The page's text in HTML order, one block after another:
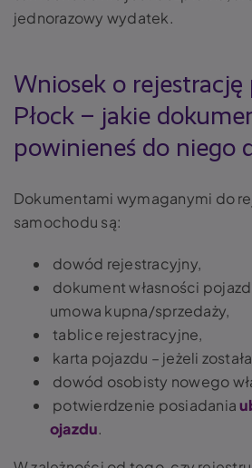
jednorazowy wydatek.
Wniosek o rejestrację
Płock – jakie
powinieneś do niego
Dokumentami wymaganymi do
samochodu są:
dowód rejestracyjny,
dokument własności
umowa kupna/sprzedaży,
tablice rejestracyjne,
karta pojazdu – jeżeli
dowód osobisty nowego
potwierdzenie posiadania
ojazdu.